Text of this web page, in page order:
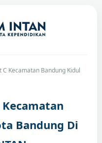
C Kecamatan Bandung Kidul
Bandung Di